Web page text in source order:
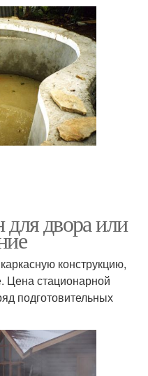
для двора или
конструкцию,
Цена стационарной
подготовительных